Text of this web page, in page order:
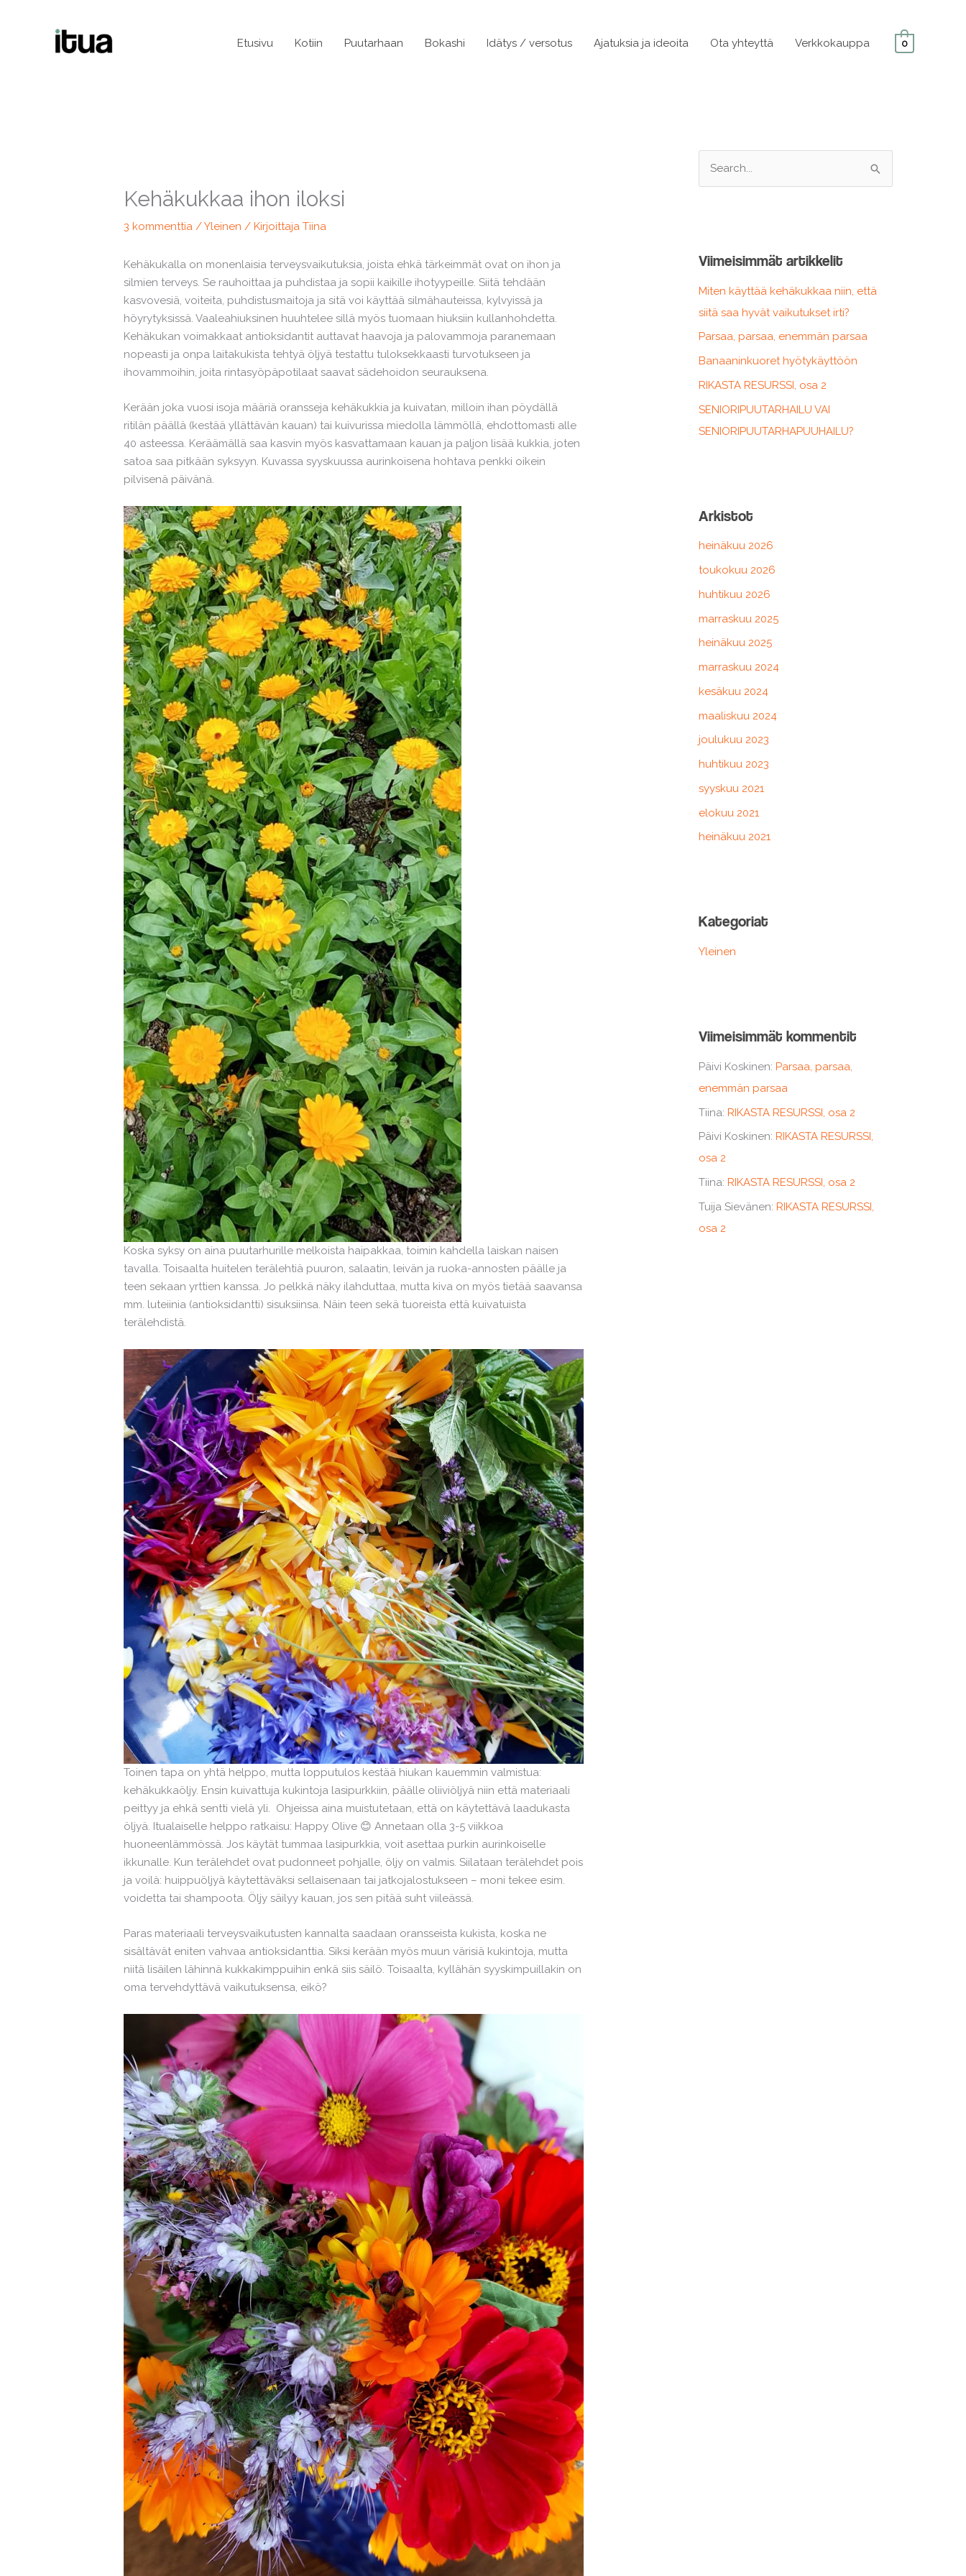
Etusivu
Kotiin Puutarhaan Bokashi Idätys / versotus Ajatuksia ja ideoita Ota yhteyttä Verkkokauppa 0
Kehäkukkaa ihon iloksi
3 kommenttia /Yleinen / KirjoittajaTiina
Kehäkukalla on monenlaisia terveysvaikutuksia, joista ehkä tärkeimmät ovat on ihon ja
silmien terveys. Se rauhoittaa ja puhdistaa ja sopii kaikille ihotyypeille. Siitä tehdään
kasvovesiä, voiteita, puhdistusmaitoja ja sitä voi käyttää silmähauteissa, kylvyissä ja
höyrytyksissä. Vaaleahiuksinen huuhtelee sillä myös tuomaan hiuksiin kullanhohdetta.
Kehäkukan voimakkaat antioksidantit auttavat haavoja ja palovammoja paranemaan
nopeasti ja onpa laitakukista tehtyä öljyä testattu tuloksekkaasti turvotukseen ja
ihovammoihin, joita rintasyöpäpotilaat saavat sädehoidon seurauksena.
Kerään joka vuosi isoja määriä oransseja kehäkukkia ja kuivatan, milloin ihan pöydällä
ritilän päällä (kestää yllättävän kauan) tai kuivurissa miedolla lämmöllä, ehdottomasti alle
40 asteessa. Keräämällä saa kasvin myös kasvattamaan kauan ja paljon lisää kukkia, joten
satoa saa pitkään syksyyn. Kuvassa syyskuussa aurinkoisena hohtava penkki oikein
pilvisenä päivänä.
Koska syksy on aina puutarhurille melkoista haipakkaa, toimin kahdella laiskan naisen
tavalla. Toisaalta huitelen terälehtiä puuron, salaatin, leivän ja ruoka-annosten päälle ja
teen sekaan yrttien kanssa. Jo pelkkä näky ilahduttaa, mutta kiva on myös tietää saavansa
mm. luteiinia (antioksidantti) sisuksiinsa. Näin teen sekä tuoreista että kuivatuista
terälehdistä.
Toinen tapa on yhtä helppo, mutta lopputulos kestää hiukan kauemmin valmistua:
kehäkukkaöljy. Ensin kuivattuja kukintoja lasipurkkiin, päälle oliiviöljyä niin että materiaali
peittyy ja ehkä sentti vielä yli. Ohjeissa aina muistutetaan, että on käytettävä laadukasta
öljyä. Itualaiselle helppo ratkaisu: Happy Olive 😊 Annetaan olla 3-5 viikkoa
huoneenlämmössä. Jos käytät tummaa lasipurkkia, voit asettaa purkin aurinkoiselle
ikkunalle. Kun terälehdet ovat pudonneet pohjalle, öljy on valmis. Siilataan terälehdet pois
ja voilà: huippuöljyä käytettäväksi sellaisenaan tai jatkojalostukseen – moni tekee esim.
voidetta tai shampoota. Öljy säilyy kauan, jos sen pitää suht viileässä.
Paras materiaali terveysvaikutusten kannalta saadaan oransseista kukista, koska ne
sisältävät eniten vahvaa antioksidanttia. Siksi kerään myös muun värisiä kukintoja, mutta
niitä lisäilen lähinnä kukkakimppuihin enkä siis säilö. Toisaalta, kyllähän syyskimpuillakin on
oma tervehdyttävä vaikutuksensa, eikö?
h
f
o
r
:
Viimeisimmät artikkelit
Miten käyttää kehäkukkaa niin, että
siitä saa hyvät vaikutukset irti?
Parsaa, parsaa, enemmän parsaa
Banaaninkuoret hyötykäyttöön
RIKASTA RESURSSI, osa 2
SENIORIPUUTARHAILU VAI
SENIORIPUUTARHAPUUHAILU?
Arkistot
heinäkuu 2026
toukokuu 2026
huhtikuu 2026
marraskuu 2025
heinäkuu 2025
marraskuu 2024
kesäkuu 2024
maaliskuu 2024
joulukuu 2023
huhtikuu 2023
syyskuu 2021
elokuu 2021
heinäkuu 2021
Kategoriat
Yleinen
Viimeisimmät kommentit
Päivi Koskinen: Parsaa, parsaa,
enemmän parsaa
Tiina: RIKASTA RESURSSI, osa 2
Päivi Koskinen: RIKASTA RESURSSI,
osa 2
Tiina: RIKASTA RESURSSI, osa 2
Tuija Sievänen: RIKASTA RESURSSI,
osa 2